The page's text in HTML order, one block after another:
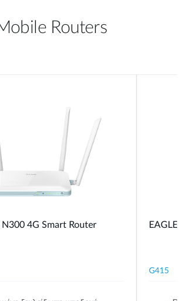
Routers
N300 4G Smart Router EAGLE
G415